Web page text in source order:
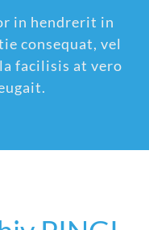
in hendrerit in
consequat, vel
facilisis at vero